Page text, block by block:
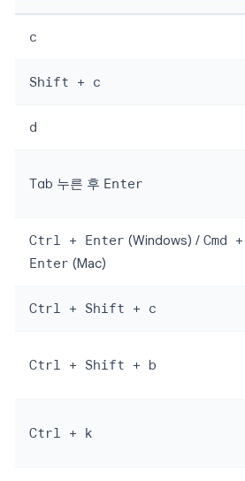
c
Shift + c
d
Tab 누른 후 Enter
Ctrl + Enter (Windows) / Cmd +
Enter (Mac)
Ctrl + Shift + c
Ctrl + Shift + b
Ctrl + k